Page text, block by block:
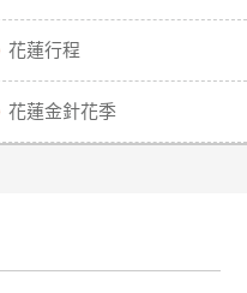
花蓮行程
花蓮金針花季